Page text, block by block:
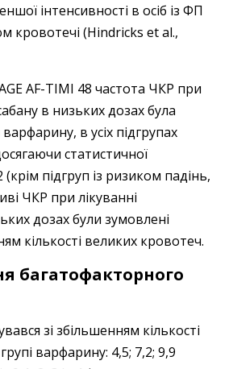
інтенсивності в осіб із ФП
кровотечі (Hindricks et al.,
AF-TIMI 48 частота ЧКР при
в низьких дозах була
в усіх підгрупах
статистичної
(крім підгруп із ризиком падінь,
ЧКР при лікуванні
дозах були зумовлені
кількості великих кровотеч.
багатофакторного
зі збільшенням кількості
варфа­рину: 4,5; 7,2; 9,9